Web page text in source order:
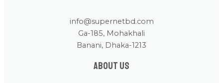
info@supernetbd.com
Ga-185, Mohakhali
Banani, Dhaka-1213
About us